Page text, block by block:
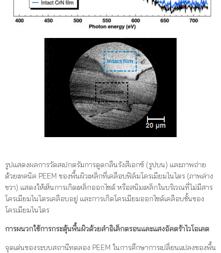
รูปแสดงผลการวัดสเปกตรัมการดูดกลืนรังสีเอกซ์ (รูปบน) และภาพถ่าย
ด้วยเทคนิค PEEM ของพื้นผิวเหล็กที่เคลือบฟิล์มโครเมียมไนไตร (ภาพล่าง
ขวา) แสดงให้เห็นการเกิดเหล็กออกไซด์ หรือสนิมเหล็กในบริเวณที่ไม่มีสาร
โครเมียมไนไตรเคลือบอยู่ และการเกิดโครเมียมออกไซด์เคลือบชั้นของ
โครเมียมไนไตร
การผนวกใช้การกระตุ้นพื้นผิวด้วยลำอิเล็กตรอนและแสงอัลตร้าไวโอเลต
จุดเด่นของระบบสถานีทดลอง PEEM ในการศึกษาการเปลี่ยนแปลงของพื้น